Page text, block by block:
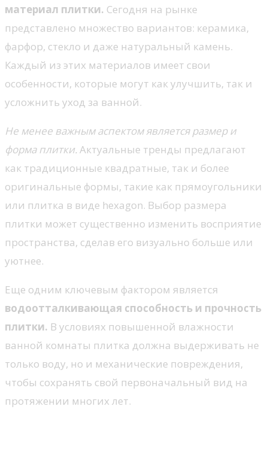
материал плитки. Сегодня на рынке
представлено множество вариантов: керамика,
фарфор, стекло и даже натуральный камень.
Каждый из этих материалов имеет свои
особенности, которые могут как улучшить, так и
усложнить уход за ванной.
Не менее важным аспектом является размер и
форма плитки. Актуальные тренды предлагают
как традиционные квадратные, так и более
оригинальные формы, такие как прямоугольники
или плитка в виде hexagon. Выбор размера
плитки может существенно изменить восприятие
пространства, сделав его визуально больше или
уютнее.
Еще одним ключевым фактором является
водоотталкивающая способность и прочность
плитки. В условиях повышенной влажности
ванной комнаты плитка должна выдерживать не
только воду, но и механические повреждения,
чтобы сохранять свой первоначальный вид на
протяжении многих лет.